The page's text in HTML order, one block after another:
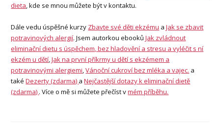
dieta, kde se mnou můžete být v kontaktu.
Dále vedu úspěšné kurzy Zbavte své děti ekzému aJak se zbavit
potravinových alergií. Jsem autorkou ebookůJak zvládnout
eliminační dietu s úspěchem, bez hladovění a stresu a vyléčit s ní
ekzém u dětí,Jak na první příkrmy u dětí s ekzémem a
potravinovými alergiemi,Vánoční cukroví bez mléka a vajec. a
takéDezerty (zdarma) aNejčastější dotazy k eliminační dietě
(zdarma) . Více o mě si můžete přečíst vmém příběhu.